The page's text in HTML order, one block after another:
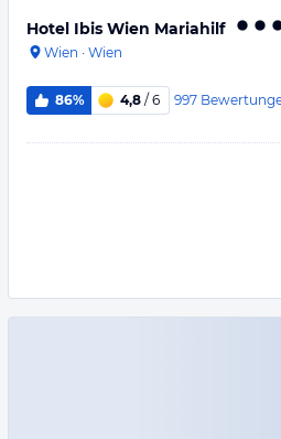
Hotel Ibis Wien Mariahilf
Wien · Wien
86% 4,8 / 6 997